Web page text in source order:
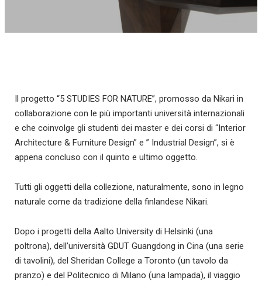
Il progetto “5 STUDIES FOR NATURE”, promosso da Nikari in
collaborazione con le più importanti università internazionali
e che coinvolge gli studenti dei master e dei corsi di “Interior
Architecture & Furniture Design” e ” Industrial Design”, si è
appena concluso con il quinto e ultimo oggetto.
Tutti gli oggetti della collezione, naturalmente, sono in legno
naturale come da tradizione della finlandese Nikari.
Dopo i progetti della Aalto University di Helsinki (una
poltrona), dell’università GDUT Guangdong in Cina (una serie
di tavolini), del Sheridan College a Toronto (un tavolo da
pranzo) e del Politecnico di Milano (una lampada), il viaggio